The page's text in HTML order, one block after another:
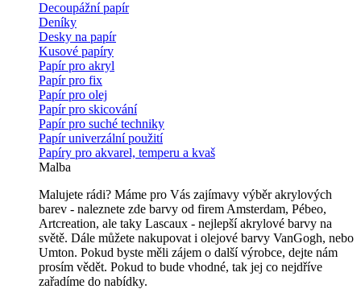
Decoupážní papír
Deníky
Desky na papír
Kusové papíry
Papír pro akryl
Papír pro fix
Papír pro olej
Papír pro skicování
Papír pro suché techniky
Papír univerzální použití
Papíry pro akvarel, temperu a kvaš
Malba
Malujete rádi? Máme pro Vás zajímavy výběr akrylových
barev - naleznete zde barvy od firem Amsterdam, Pébeo,
Artcreation, ale taky Lascaux - nejlepší akrylové barvy na
světě. Dále můžete nakupovat i olejové barvy VanGogh, nebo
Umton. Pokud byste měli zájem o další výrobce, dejte nám
prosím vědět. Pokud to bude vhodné, tak jej co nejdříve
zařadíme do nabídky.